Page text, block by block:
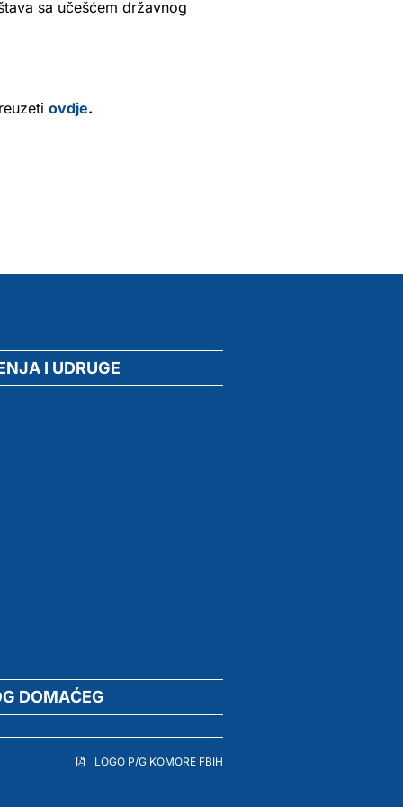
sa učešćem državnog
ovdje.
I UDRUGE
DOMAĆEG
LOGO P/G KOMORE FBIH